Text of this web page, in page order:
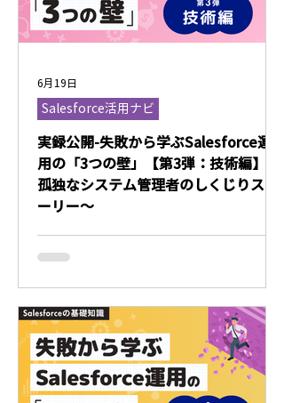
実録公開-失敗から学ぶSalesforce運
用の「3つの壁」【第3弾：技術編】〜
孤独なシステム管理者のしくじりスト
ーリー〜
Salesforce活用ナビ
6月19日